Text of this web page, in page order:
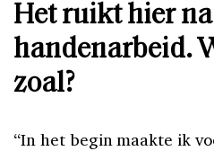
Het ruikt hier
handenarbeid.
zoal?
“In het begin maakte ik